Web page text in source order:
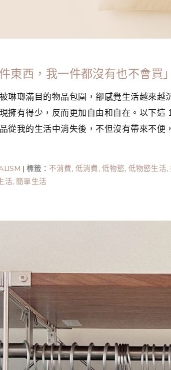
件東西，我一件都沒有也不會買
琳瑯滿目的物品包圍，卻感覺生活越來
擁有得少，反而更加自由和自在。以下
從我的生活中消失後，不但沒有帶來不便
| 標籤： 不消費, 低消費, 低物慾, 低物慾生活,
活, 簡單生活